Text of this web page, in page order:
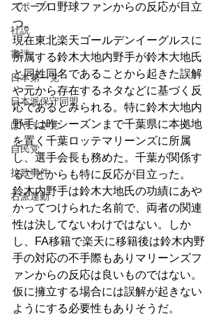
スポーツ
社説
書評
日本第一党
日本派保守同盟
はやぶさ党
自民党
拉致事件
右派運動
て、プロ野球ファンからの反応が目立
つ。
現在東北楽天ゴールデンイーグルスに
所属する鈴木大地内野手が鈴木大地氏
と同姓同名であることから起きた誤解
や元から存在するネタなどに基づく反
応であるとみられる。特に鈴木大地内
野手は昨シーズンまで千葉県に本拠地
を置く千葉ロッテマリーンズに所属
し、選手会長も務めた。千葉が関係す
ることからも特に反応が目立った。
鈴木内野手は鈴木大地氏の功績にあや
かってつけられた名前で、両者の関連
性は決してないわけではない。しか
し、FA移籍で楽天に移籍後は鈴木内野
手の対応の不手際もありマリーンズフ
ァンからの反応は良いものではない。
仮に擁立する場合には誤解が起きない
ようにする必要性もありそうだ。